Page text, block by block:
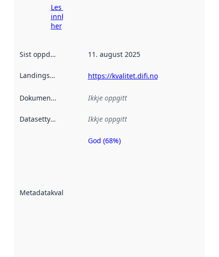
Les meir om
innhenting
her
Sist oppdatert 11. august 2025
Landingsside https://kvalitet.difi.no
Dokumentasjon Ikkje oppgitt
Datasettype Ikkje oppgitt
Metadatakvalitet
Metadatakvalitet
God (68%)